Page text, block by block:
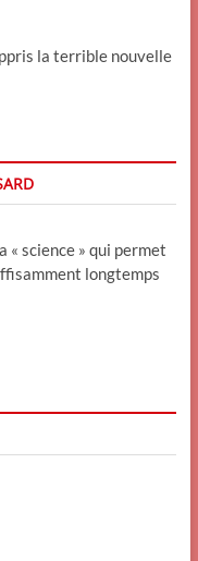
la terrible nouvelle
« science » qui permet
longtemps